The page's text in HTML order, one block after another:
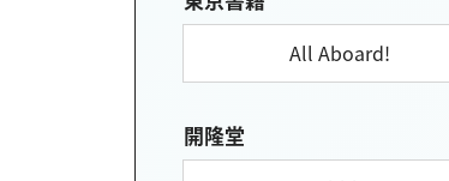
All Aboard!
開隆堂